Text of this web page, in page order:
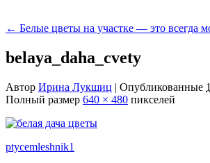
← Белые цветы на участке — это всегда
belaya_daha_cvety
Автор Ирина Лукшиц | Опубликованные
Полный размер 640 × 480 пикселей
ptycemleshnik1